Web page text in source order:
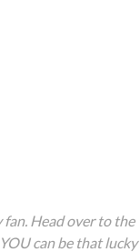
fan. Head over to the
can be that lucky